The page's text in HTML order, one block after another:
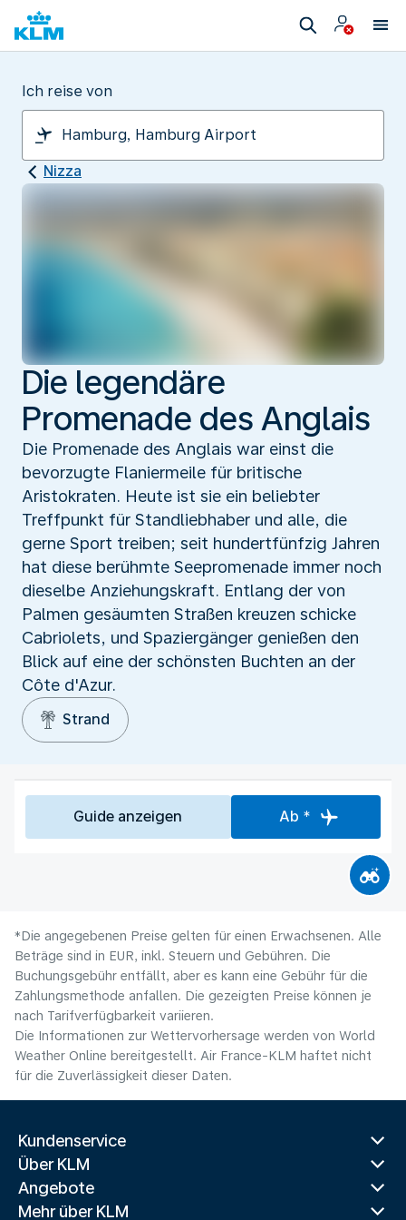
Ich reise von
Nizza
Die legendäre
Promenade des Anglais
Die Promenade des Anglais war einst die
bevorzugte Flaniermeile für britische
Aristokraten. Heute ist sie ein beliebter
Treffpunkt für Standliebhaber und alle, die
gerne Sport treiben; seit hundertfünfzig Jahren
hat diese berühmte Seepromenade immer noch
dieselbe Anziehungskraft. Entlang der von
Palmen gesäumten Straßen kreuzen schicke
Cabriolets, und Spaziergänger genießen den
Blick auf eine der schönsten Buchten an der
Côte d'Azur.
Strand
Guide anzeigen Ab *
*Die angegebenen Preise gelten für einen Erwachsenen. Alle
Beträge sind in EUR, inkl. Steuern und Gebühren. Die
Buchungsgebühr entfällt, aber es kann eine Gebühr für die
Zahlungsmethode anfallen. Die gezeigten Preise können je
nach Tarifverfügbarkeit variieren.
Die Informationen zur Wettervorhersage werden von World
Weather Online bereitgestellt. Air France-KLM haftet nicht
für die Zuverlässigkeit dieser Daten.
Kundenservice
Über KLM
Angebote
Mehr über KLM